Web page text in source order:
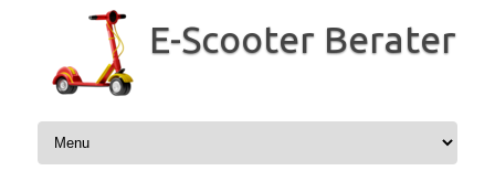
E-Scooter Berater